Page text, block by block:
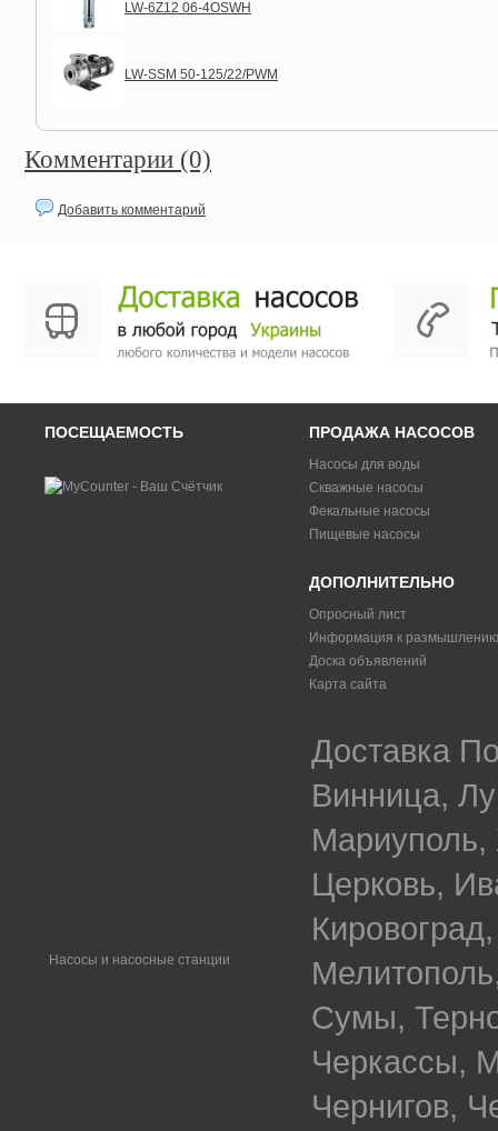
LW-6Z12 06-4OSWH
LW-SSM 50-125/22/PWM
Комментарии (0)
Добавить комментарий
ПОСЕЩАЕМОСТЬ ПРОДАЖА НАСОСОВ
Насосы для воды
Скважные насосы
Фекальные насосы
Пищевые насосы
ДОПОЛНИТЕЛЬНО
Опросный лист
Информация к размышлению
Доска объявлений
Карта сайта
Насосы и насосные станции
Доставка
Винница,
Церковь,
Сумы,
Черкассы,
Чернигов,